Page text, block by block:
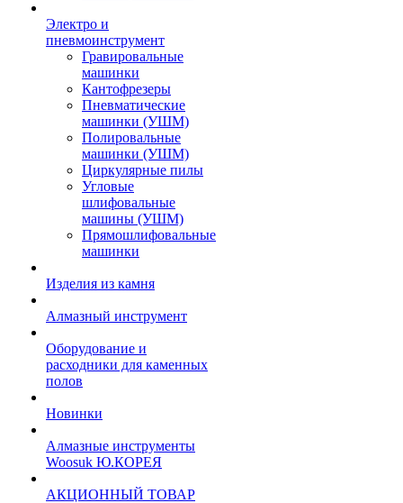
Электро и
пневмоинструмент
Гравировальные
машинки
Кантофрезеры
Пневматические
машинки (УШМ)
Полировальные
машинки (УШМ)
Циркулярные пилы
Угловые
шлифовальные
машины (УШМ)
Прямошлифовальные
машинки
Изделия из камня
Алмазный инструмент
Оборудование и
расходники для каменных
полов
Новинки
Алмазные инструменты
Woosuk Ю.КОРЕЯ
АКЦИОННЫЙ ТОВАР